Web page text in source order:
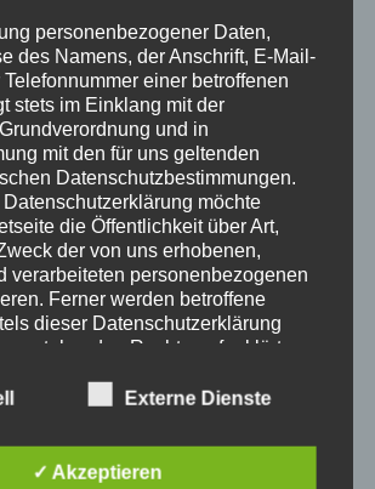
Freunde der Feuerwehr,die besinnliche
der Tür und was könnte schöner sein,
Laternenlauf einzuläuten? Wir
zum Adventslaternelaufen der Freiwilligen
am Sonntag, den 17. November 2024…
KAMERADEN
Kollegen der Berufsfeuerwehr sowie
Kameraden der Freiwilligen Feuerwehr an
personenbezogener Daten,
des Namens, der Anschrift, E-Mail-
einer betroffenen
stets im Einklang mit der
und in
mit den für uns geltenden
Datenschutzbestimmungen.
möchte
die Öffentlichkeit über Art,
der von uns erhobenen,
verarbeiteten personenbezogenen
Ferner werden betroffene
dieser Datenschutzerklärung
zustehenden Rechte aufgeklärt.
für die Verarbeitung Verantwortlicher
um einen möglichst
der über diese Internetseite
Externe Dienste
✓ Akzeptieren